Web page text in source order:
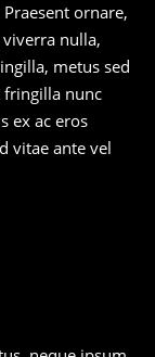
ornare,
nulla,
metus sed
fringilla nunc
ex ac eros
vitae ante vel